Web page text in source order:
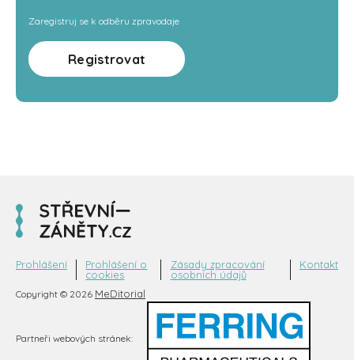
Zaregistruj se k odběru zpravodaje
Registrovat
Copyright © 2026 MeDitorial
Prohlášení
Prohlášení o
cookies
Zásady zpracování
osobních údajů
Kontakt
Partneři webových stránek: